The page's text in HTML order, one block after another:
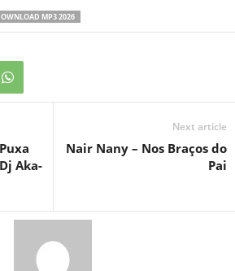
MP3 2026
Aka-
Next article
Nair Nany – Nos Braços do
Pai